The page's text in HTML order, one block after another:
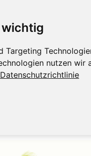
nutzen
Datenschutzrichtlinie